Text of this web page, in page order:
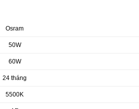
Osram
50W
60W
24 tháng
5500K